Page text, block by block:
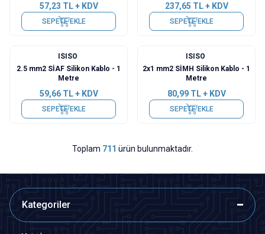
57,23 TL + KDV
SEPETE EKLE
237,65 TL + KDV
SEPETE EKLE
ISISO
2.5 mm2 SİAF Silikon Kablo - 1
Metre
59,66TL + KDV
SEPETE EKLE
ISISO
2x1 mm2 SİMH Silikon Kablo - 1
Metre
80,99TL + KDV
SEPETE EKLE
Toplam 711 ürün bulunmaktadır.
Kategoriler